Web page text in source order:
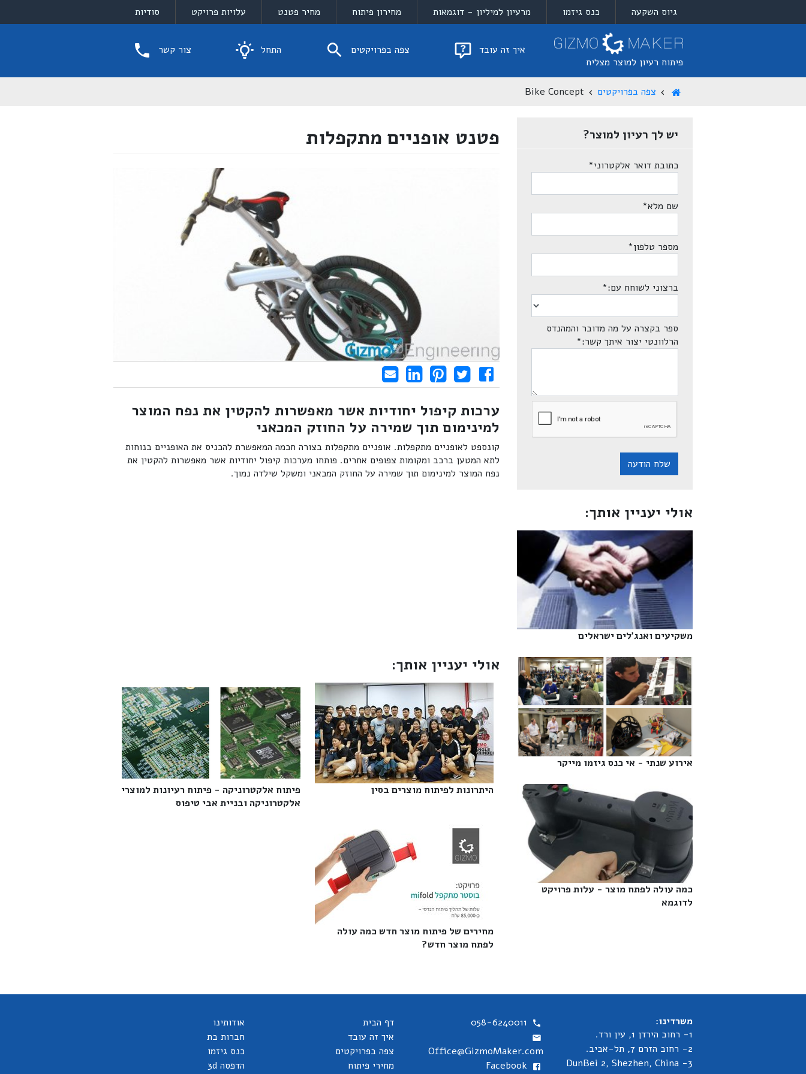
גיוס השקעה כנס גיזמו מרעיון למיליון - דוגמאות מחירון פיתוח מחיר פטנט עלויות פרויקט סודיות
פיתוח רעיון למוצר מצליח
איך זה עובד צפה בפרויקטים התחל צור קשר
צפה בפרויקטים Bike Concept
פטנט אופניים מתקפלות
Share on Facebook
Tweet
Pin it
Share on LinkedIn
Send email
ערכות קיפול יחודיות אשר מאפשרות להקטין את נפח המוצר
למינימום תוך שמירה על החוזק המכאני
קונספט לאופניים מתקפלות. אופניים מתקפלות בצורה חכמה המאפשרת להכניס את האופניים בנוחות
לתא המטען ברכב ומקומות צפופים אחרים. פותחו מערכות קיפול יחודיות אשר מאפשרות להקטין את
נפח המוצר למינימום תוך שמירה על החוזק המכאני ומשקל שילדה נמוך.
אולי יעניין אותך:
היתרונות לפיתוח מוצרים בסין‎
פיתוח אלקטרוניקה - פיתוח רעיונות למוצרי
אלקטרוניקה ובניית אבי טיפוס‎
מחירים של פיתוח מוצר חדש כמה עולה
לפתח מוצר חדש?‎
יש לך רעיון למוצר?
כתובת דואר אלקטרוני*
שם מלא*
מספר טלפון*
ברצוני לשוחח עם:*
ספר בקצרה על מה מדובר והמהנדס
הרלוונטי יצור איתך קשר:*
שלח הודעה
אולי יעניין אותך:
משקיעים ואנג'לים ישראלים‎
אירוע שנתי - אי כנס גיזמו מייקר‎
כמה עולה לפתח מוצר - עלות פרויקט
לדוגמא‎
משרדינו:
1- רחוב הירדן 1, עין ורד.
2- רחוב הזרם 7, תל-אביב.
3- DunBei 2, Shezhen, China
058-6240011
Office@GizmoMaker.com
Facebook
דף הבית
איך זה עובד
צפה בפרויקטים
מחירי פיתוח
אודותינו
חברות בת
כנס גיזמו
הדפסה 3d